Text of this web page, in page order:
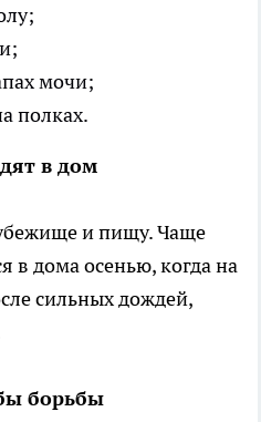
мочи;
полках.
в дом
и пищу. Чаще
в дома осенью, когда на
сильных дождей,
борьбы